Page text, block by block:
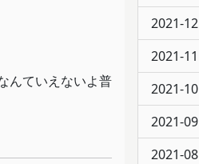
んていえないよ普
2021-12
2021-11
2021-10
2021-09
2021-08